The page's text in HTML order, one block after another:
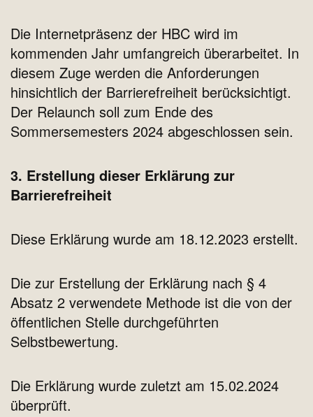
Die Internetpräsenz der HBC wird im
kommenden Jahr umfangreich überarbeitet. In
diesem Zuge werden die Anforderungen
hinsichtlich der Barrierefreiheit berücksichtigt.
Der Relaunch soll zum Ende des
Sommersemesters 2024 abgeschlossen sein.
3. Erstellung dieser Erklärung zur
Barrierefreiheit
Diese Erklärung wurde am 18.12.2023 erstellt.
Die zur Erstellung der Erklärung nach § 4
Absatz 2 verwendete Methode ist die von der
öffentlichen Stelle durchgeführten
Selbstbewertung.
Die Erklärung wurde zuletzt am 15.02.2024
überprüft.